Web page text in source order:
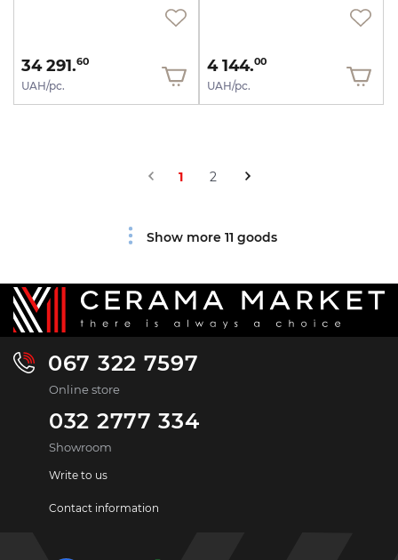
34 291.60
UAH/pc.
4 144.00
UAH/pc.
1 2
Show more 11 goods
067 322 7597
Online store
032 2777 334
Showroom
Write to us
Contact information